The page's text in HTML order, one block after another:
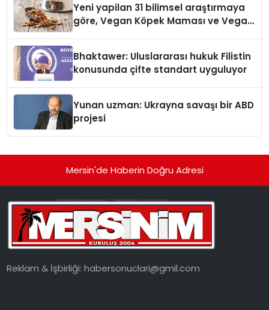
Yeni yapilan 31 bilimsel araştırmaya
göre, Vegan Köpek Maması ve Vegan
Bhaktawer: Uluslararası hukuk Filistin
konusunda çifte standart uyguluyor
Yunan uzman: Ukrayna savaşı bir ABD
projesi
Mersin'de Haberin Doğru Adresi
Reklam & İşbirliği:habersonuclari@gmil.com